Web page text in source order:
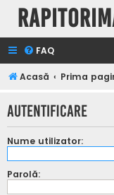
FAQ
Acasă Prima
Autentificare
Nume utilizator:
Parolă: